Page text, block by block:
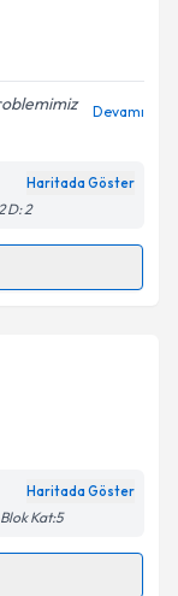
ile
Aydınlatma
belirtilen
Devamı
Haritada Göster
D: 2
oluşturun.
bir takvim
Haritada Göster
Kat:5